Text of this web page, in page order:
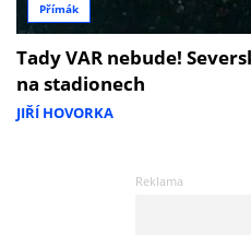
Přímák
Tady VAR nebude!
na stadionech
JIŘÍ HOVORKA